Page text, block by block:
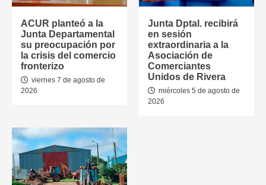
ACUR planteó a la
Junta Departamental
su preocupación por
la crisis del comercio
fronterizo
viernes 7 de agosto de
2026
Junta Dptal. recibirá
en sesión
extraordinaria a la
Asociación de
Comerciantes
Unidos de Rivera
miércoles 5 de agosto de
2026